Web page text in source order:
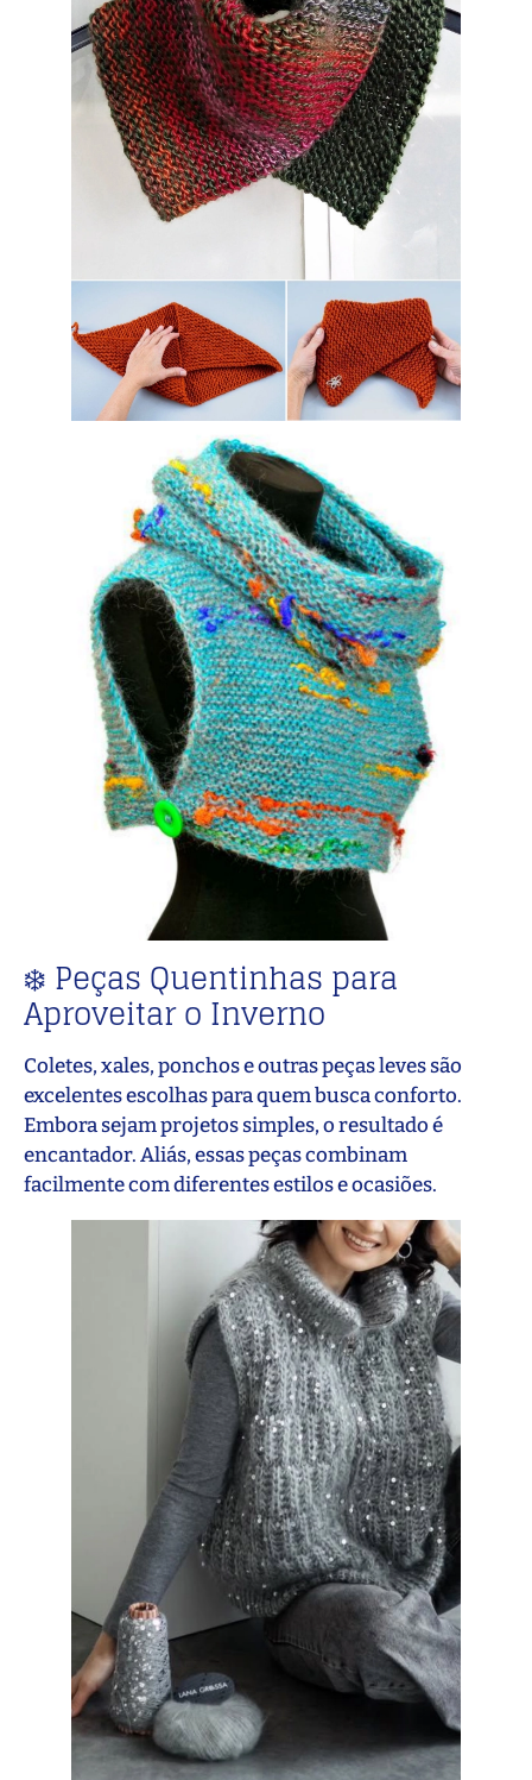
❄️ Peças Quentinhas para
Aproveitar o Inverno
Coletes, xales, ponchos e outras peças leves são
excelentes escolhas para quem busca conforto.
Embora sejam projetos simples, o resultado é
encantador. Aliás, essas peças combinam
facilmente com diferentes estilos e ocasiões.